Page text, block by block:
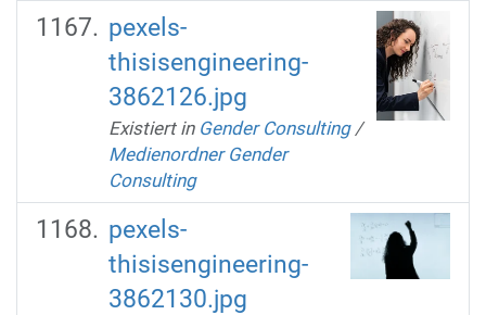
pexels-
thisisengineering-
3862126.jpg
Existiert in Gender Consulting /
Medienordner Gender
Consulting
pexels-
thisisengineering-
3862130.jpg